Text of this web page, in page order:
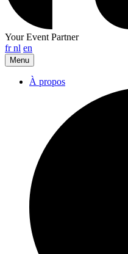
Your Event Partner
frnl en
Menu
À propos